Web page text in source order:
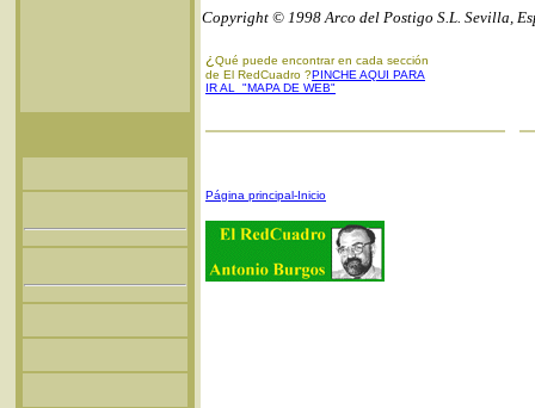
Copyright © 1998 Arco del Postigo S.L. Sevilla,
¿ Qué puede encontrar en cada sección
de El RedCuadro ?PINCHE AQUI PARA
IR AL "MAPA DE WEB"
Página principal-Inicio